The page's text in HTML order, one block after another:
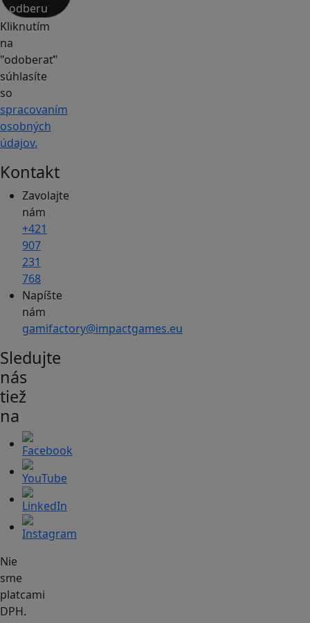
odberu
Kliknutím
na
"odoberať"
súhlasíte
so
spracovaním
osobných
údajov.
Kontakt
Zavolajte
nám
+421
907
231
768
Napíšte
nám
gamifactory@impactgames.eu
Sledujte
nás
tiež
na
Nie
sme
platcami
DPH.